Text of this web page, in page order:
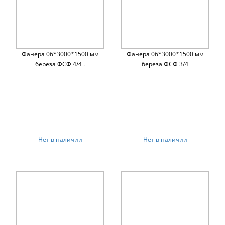
Фанера 06*3000*1500 мм
береза ФСФ 4/4 .
Нет в наличии
Фанера 06*3000*1500 мм
береза ФСФ 3/4
Нет в наличии